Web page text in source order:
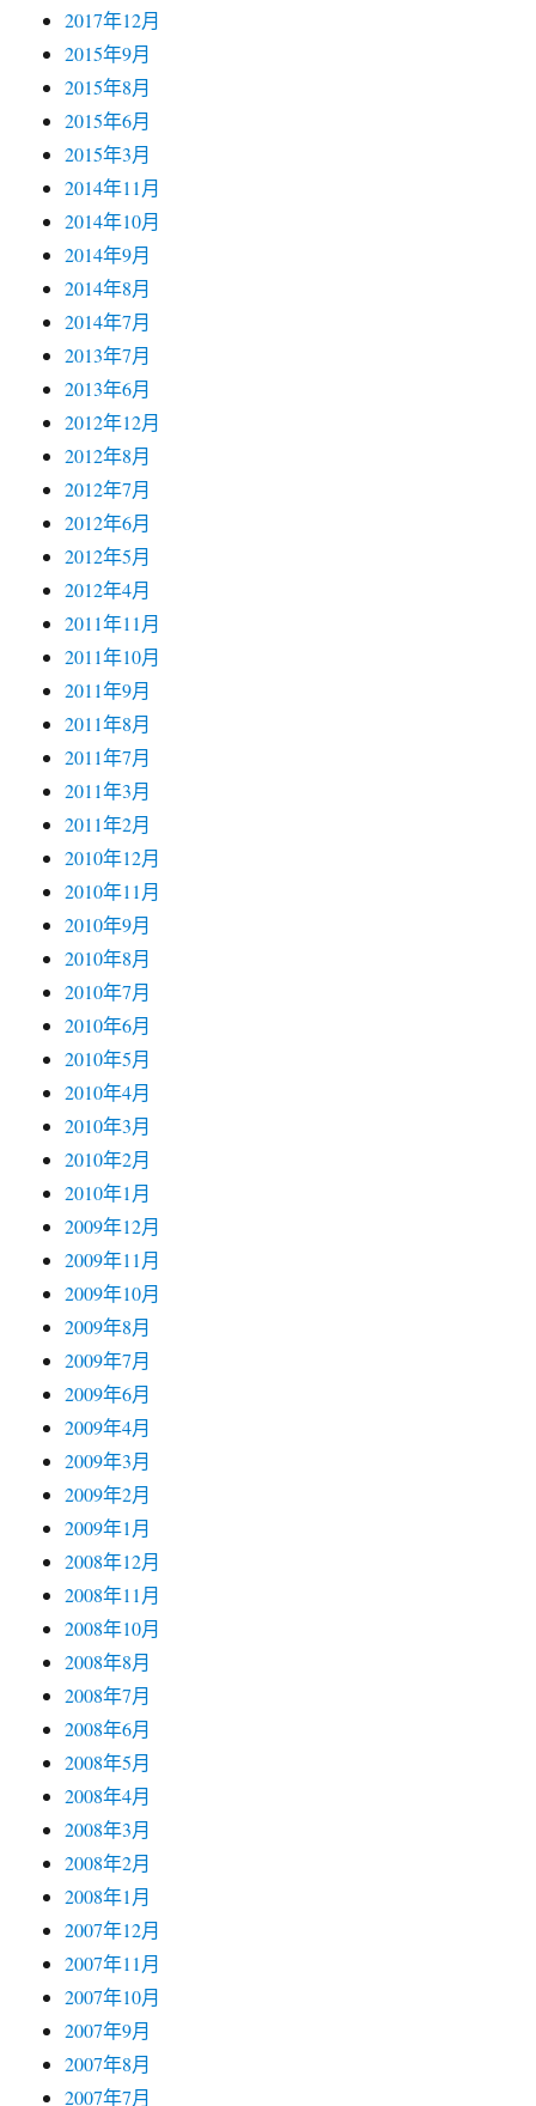
2017年12月
2015年9月
2015年8月
2015年6月
2015年3月
2014年11月
2014年10月
2014年9月
2014年8月
2014年7月
2013年7月
2013年6月
2012年12月
2012年8月
2012年7月
2012年6月
2012年5月
2012年4月
2011年11月
2011年10月
2011年9月
2011年8月
2011年7月
2011年3月
2011年2月
2010年12月
2010年11月
2010年9月
2010年8月
2010年7月
2010年6月
2010年5月
2010年4月
2010年3月
2010年2月
2010年1月
2009年12月
2009年11月
2009年10月
2009年8月
2009年7月
2009年6月
2009年4月
2009年3月
2009年2月
2009年1月
2008年12月
2008年11月
2008年10月
2008年8月
2008年7月
2008年6月
2008年5月
2008年4月
2008年3月
2008年2月
2008年1月
2007年12月
2007年11月
2007年10月
2007年9月
2007年8月
2007年7月